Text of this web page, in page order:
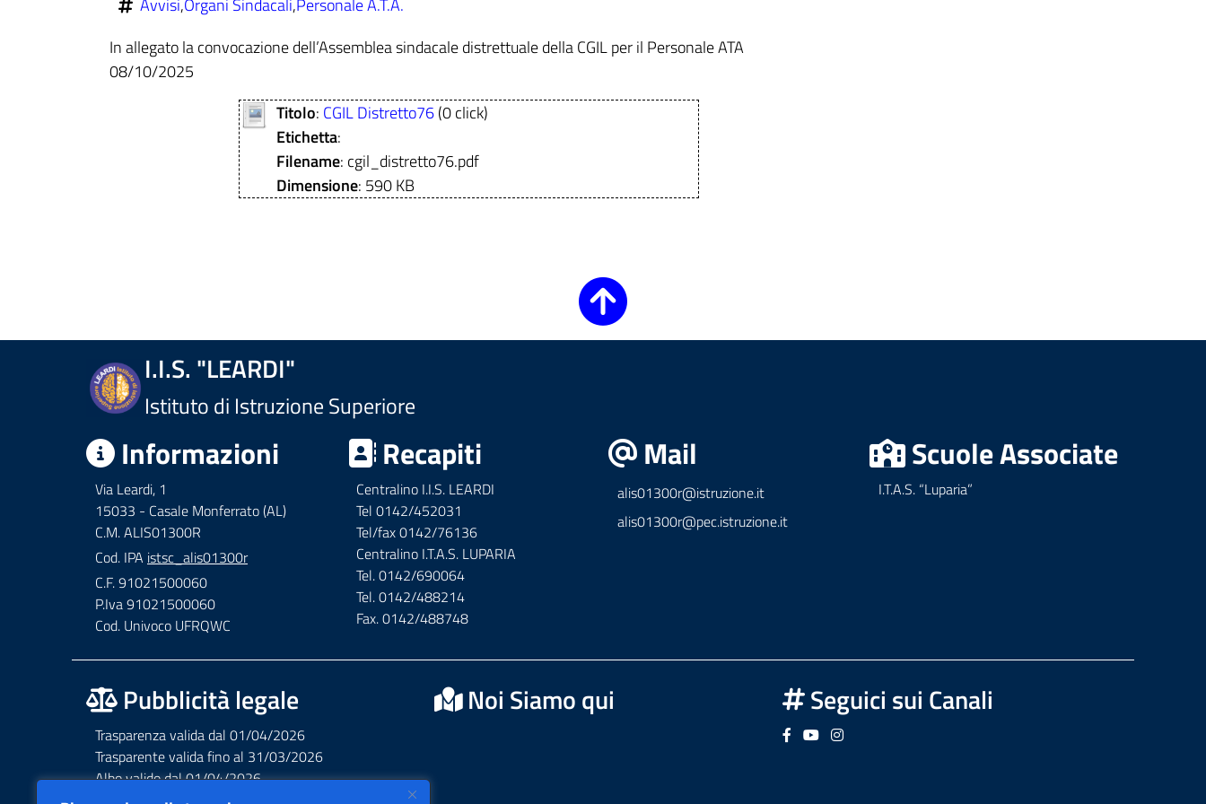
Avvisi,Organi Sindacali,Personale A.T.A.
In allegato la convocazione dell’Assemblea sindacale distrettuale della CGIL per il Personale ATA
08/10/2025
Titolo: CGIL Distretto76(0 click)
Etichetta:
Filename: cgil_distretto76.pdf
Dimensione: 590 KB
I.I.S. "LEARDI"
Istituto di Istruzione Superiore
Informazioni
Via Leardi, 1
15033 - Casale Monferrato (AL)
C.M. ALIS01300R
Cod. IPA istsc_alis01300r
C.F. 91021500060
P.Iva 91021500060
Cod. Univoco UFRQWC
Recapiti
Centralino I.I.S. LEARDI
Tel 0142/452031
Tel/fax 0142/76136
Centralino I.T.A.S. LUPARIA
Tel. 0142/690064
Tel. 0142/488214
Fax. 0142/488748
Mail
alis01300r@istruzione.it
alis01300r@pec.istruzione.it
Scuole Associate
I.T.A.S. “Luparia”
Pubblicità legale
Trasparenza valida dal 01/04/2026
Trasparente valida fino al 31/03/2026
Albo valido dal 01/04/2026
Albo valido fino al 31/03/2026
Noi Siamo qui Seguici sui Canali
Seguici su Facebook
Seguici su YouTube
Seguici su Instagram